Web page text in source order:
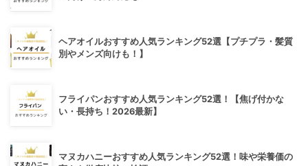
ヘアオイルおすすめ人気ランキング52選【プチプラ・髪質
別やメンズ向けも！】
フライパンおすすめ人気ランキング52選！【焦げ付かな
い・長持ち！2026最新】
マヌカハニーおすすめ人気ランキング52選！味や栄養価の